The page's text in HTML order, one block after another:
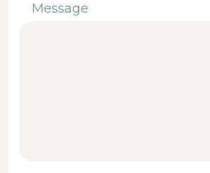
Message